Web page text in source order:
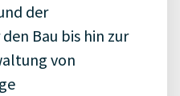
der
Bau bis hin zur
von